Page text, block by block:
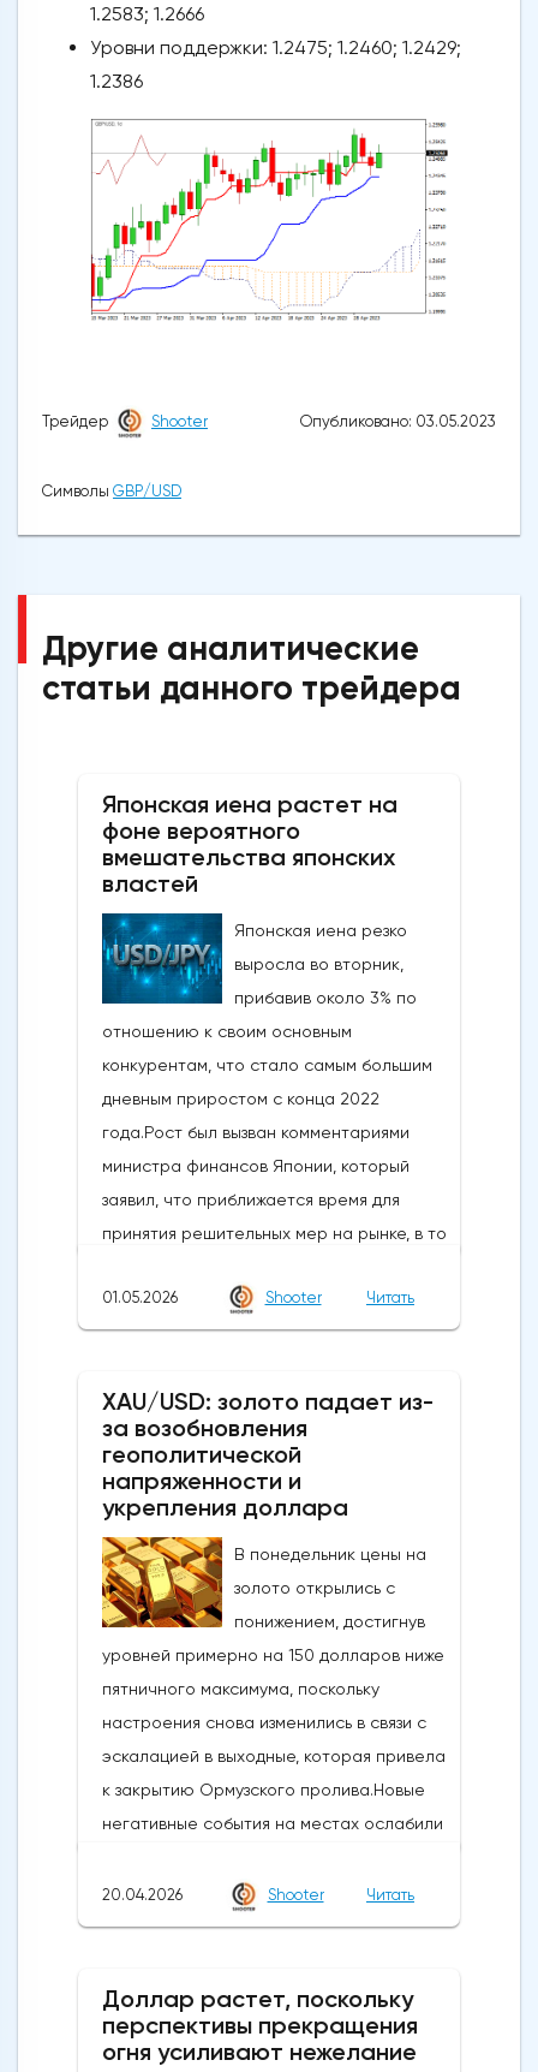
1.2583; 1.2666
Уровни поддержки: 1.2475; 1.2460; 1.2429;
1.2386
Трейдер Shooter Опубликовано: 03.05.2023
Символы GBP/USD
Другие аналитические
статьи данного трейдера
Японская иена растет на
фоне вероятного
вмешательства японских
властей
Японская иена резко
выросла во вторник,
прибавив около 3% по
отношению к своим основным
конкурентам, что стало самым большим
дневным приростом с конца 2022
года.Рост был вызван комментариями
министра финансов Японии, который
заявил, что приближается время для
принятия решительных мер на рынке, в то
ссылкой на правительство и центральный
банк говорилось, что японские власти
поддержать иену, которая достигла самых
низких уровней с середины 2024 года,
когда проводилась последняя
интервенция. произошло.Сегодняшние
действия следуют недавнему сообщению
о готовности властей вмешаться, когда
пара USDJPY преодолеет сопротивление
в зоне 160Новое ускорение достигло
уровней, которые в последний раз
торговались в конце февраля, и
ознаменовало коррекцию почти на 61,8%
от ралли 152,39/160,72, при этом
значительный медвежий сигнал был
облако Ишимоку (расположенное между
действий (резкий нисходящий импульс
вырвался на отрицательную территорию
01.05.2026 Shooter Читать
XAU/USD: золото падает из-
за возобновления
геополитической
напряженности и
укрепления доллара
В понедельник цены на
золото открылись с
понижением, достигнув
уровней примерно на 150 долларов ниже
пятничного максимума, поскольку
настроения снова изменились в связи с
эскалацией в выходные, которая привела
к закрытию Ормузского пролива.Новые
негативные события на местах ослабили
инфляции и других факторов, связанных с
военной обстановкой, а также
нефть.Техническая картина, однако,
существенно не изменилась после
пятничных и сегодняшних колебаний,
20.04.2026 Shooter Читать
Доллар растет, поскольку
перспективы прекращения
огня усиливают нежелание